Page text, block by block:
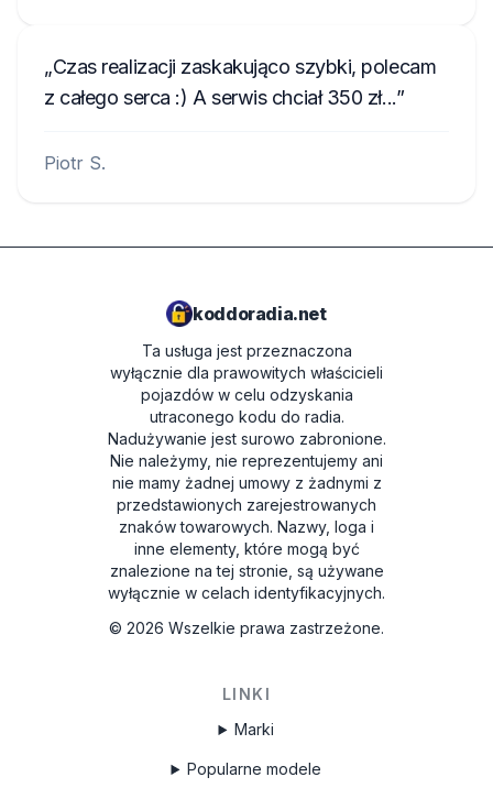
Czas realizacji zaskakująco szybki, polecam
z całego serca :) A serwis chciał 350 zł...
Piotr S.
koddoradia.net
Ta usługa jest przeznaczona
wyłącznie dla prawowitych właścicieli
pojazdów w celu odzyskania
utraconego kodu do radia.
Nadużywanie jest surowo zabronione.
Nie należymy, nie reprezentujemy ani
nie mamy żadnej umowy z żadnymi z
przedstawionych zarejestrowanych
znaków towarowych. Nazwy, loga i
inne elementy, które mogą być
znalezione na tej stronie, są używane
wyłącznie w celach identyfikacyjnych.
© 2026 Wszelkie prawa zastrzeżone.
LINKI
Marki
Popularne modele